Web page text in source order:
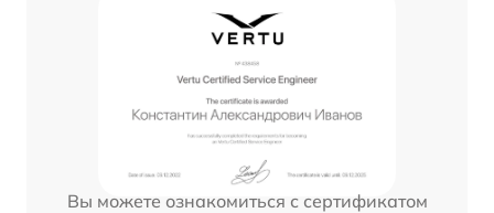
Вы можете ознакомиться с сертификатом